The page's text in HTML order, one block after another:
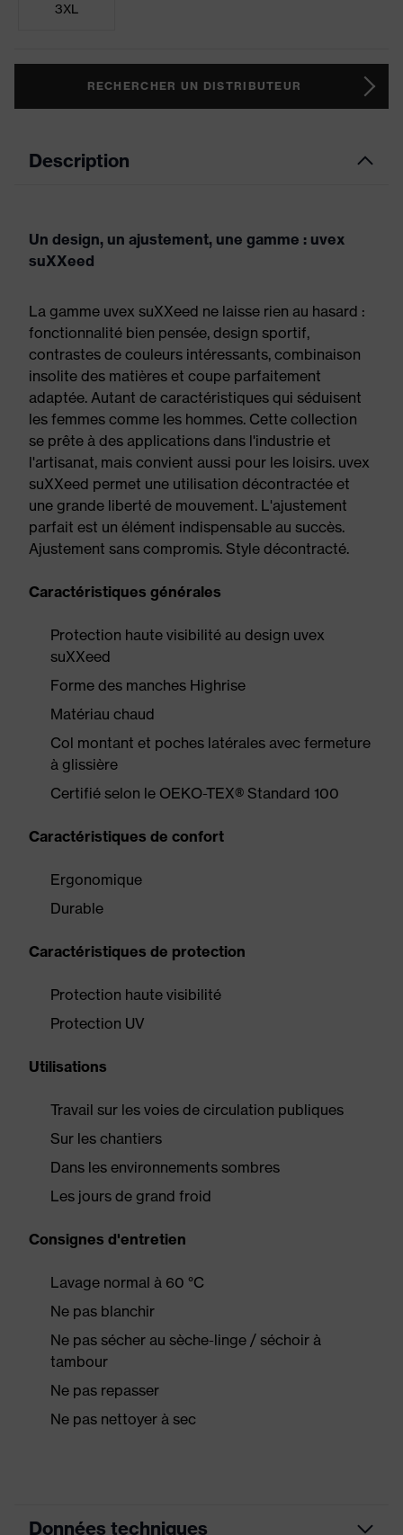
3XL
RECHERCHER UN DISTRIBUTEUR
Description
Un design, un ajustement, une gamme : uvex
suXXeed
La gamme uvex suXXeed ne laisse rien au hasard :
fonctionnalité bien pensée, design sportif,
contrastes de couleurs intéressants, combinaison
insolite des matières et coupe parfaitement
adaptée. Autant de caractéristiques qui séduisent
les femmes comme les hommes. Cette collection
se prête à des applications dans l'industrie et
l'artisanat, mais convient aussi pour les loisirs. uvex
suXXeed permet une utilisation décontractée et
une grande liberté de mouvement. L'ajustement
parfait est un élément indispensable au succès.
Ajustement sans compromis. Style décontracté.
Caractéristiques générales
Protection haute visibilité au design uvex
suXXeed
Forme des manches Highrise
Matériau chaud
Col montant et poches latérales avec fermeture
à glissière
Certifié selon le OEKO-TEX® Standard 100
Caractéristiques de confort
Ergonomique
Durable
Caractéristiques de protection
Protection haute visibilité
Protection UV
Utilisations
Travail sur les voies de circulation publiques
Sur les chantiers
Dans les environnements sombres
Les jours de grand froid
Consignes d'entretien
Lavage normal à 60 °C
Ne pas blanchir
Ne pas sécher au sèche-linge / séchoir à
tambour
Ne pas repasser
Ne pas nettoyer à sec
Données techniques